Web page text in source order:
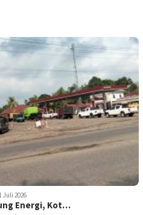
Juli 2026
Energi, Kot…